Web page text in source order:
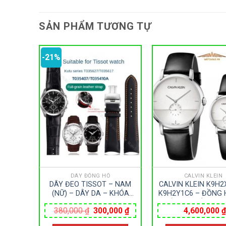
SẢN PHẨM TƯƠNG TỰ
-21%
DÂY ĐỒNG HỒ
DÂY ĐEO TISSOT – NAM
(NỮ) – DÂY DA – KHÓA
BƯỚM
380,000₫ Giá
gốc
300,000₫Giá
hiện
CALVIN KLEIN
CALVIN KLEIN
K9H2Y1C6 – ĐỒNG
– KÍNH KHOÁNG –
– PIN – SIZE 43&32
MÁY THUỴ
4,600,000 ₫